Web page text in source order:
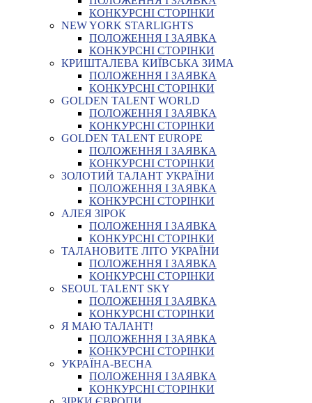
КОНКУРСНІ СТОРІНКИ
NEW YORK STARLIGHTS
ПОЛОЖЕННЯ І ЗАЯВКА
КОНКУРСНІ СТОРІНКИ
КРИШТАЛЕВА КИЇВСЬКА ЗИМА
ПОЛОЖЕННЯ І ЗАЯВКА
КОНКУРСНІ СТОРІНКИ
GOLDEN TALENT WORLD
ПОЛОЖЕННЯ І ЗАЯВКА
КОНКУРСНІ СТОРІНКИ
GOLDEN TALENT EUROPE
ПОЛОЖЕННЯ І ЗАЯВКА
КОНКУРСНІ СТОРІНКИ
ЗОЛОТИЙ ТАЛАНТ УКРАЇНИ
ПОЛОЖЕННЯ І ЗАЯВКА
КОНКУРСНІ СТОРІНКИ
АЛЕЯ ЗІРОК
ПОЛОЖЕННЯ І ЗАЯВКА
КОНКУРСНІ СТОРІНКИ
ТАЛАНОВИТЕ ЛІТО УКРАЇНИ
ПОЛОЖЕННЯ І ЗАЯВКА
КОНКУРСНІ СТОРІНКИ
SEOUL TALENT SKY
ПОЛОЖЕННЯ І ЗАЯВКА
КОНКУРСНІ СТОРІНКИ
Я МАЮ ТАЛАНТ!
ПОЛОЖЕННЯ І ЗАЯВКА
КОНКУРСНІ СТОРІНКИ
УКРАЇНА-ВЕСНА
ПОЛОЖЕННЯ І ЗАЯВКА
КОНКУРСНІ СТОРІНКИ